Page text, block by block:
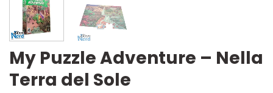
My Puzzle Adventure – Nella
Terra del Sole